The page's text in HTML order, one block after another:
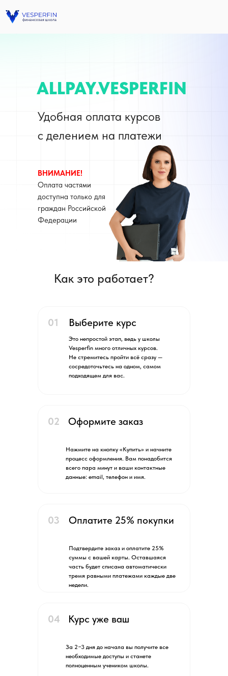
ALLPAY.VESPERFIN
Удобная оплата курсов
с делением на платежи
ВНИМАНИЕ!
Оплата частями
доступна только для
граждан Российской
Федерации
Как это работает?
01 Выберите курс
Это непростой этап, ведь у школы
Vesperfin много отличных курсов.
Не стремитесь пройти всё сразу —
сосредоточьтесь на одном, самом
подходящем для вас.
02 Оформите заказ
Нажмите на кнопку «Купить» и начните
процесс оформления. Вам понадобится
всего пара минут и ваши контактные
данные: email, телефон и имя.
03 Оплатите 25% покупки
Подтвердите заказ и оплатите 25%
суммы с вашей карты. Оставшаяся
часть будет списана автоматически
тремя равными платежами каждые две
недели.
04 Курс уже ваш
За 2−3 дня до начала вы получите все
необходимые доступы и станете
полноценным учеником школы.